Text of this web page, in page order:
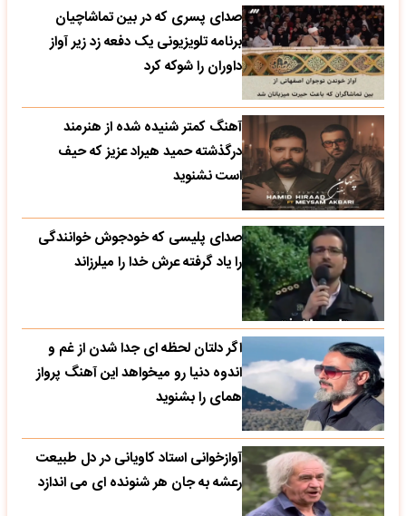
صدای پسری که در بین تماشاچیان
برنامه تلویزیونی یک دفعه زد زیر آواز
داوران را شوکه کرد
آهنگ کمتر شنیده شده از هنرمند
درگذشته حمید هیراد عزیز که حیف
است نشنوید
صدای پلیسی که خودجوش خوانندگی
را یاد گرفته عرش خدا را میلرزاند
اگر دلتان لحظه ای جدا شدن از غم و
اندوه دنیا رو میخواهد این آهنگ پرواز
همای را بشنوید
آوازخوانی استاد کاویانی در دل طبیعت
رعشه به جان هر شنونده ای می اندازد